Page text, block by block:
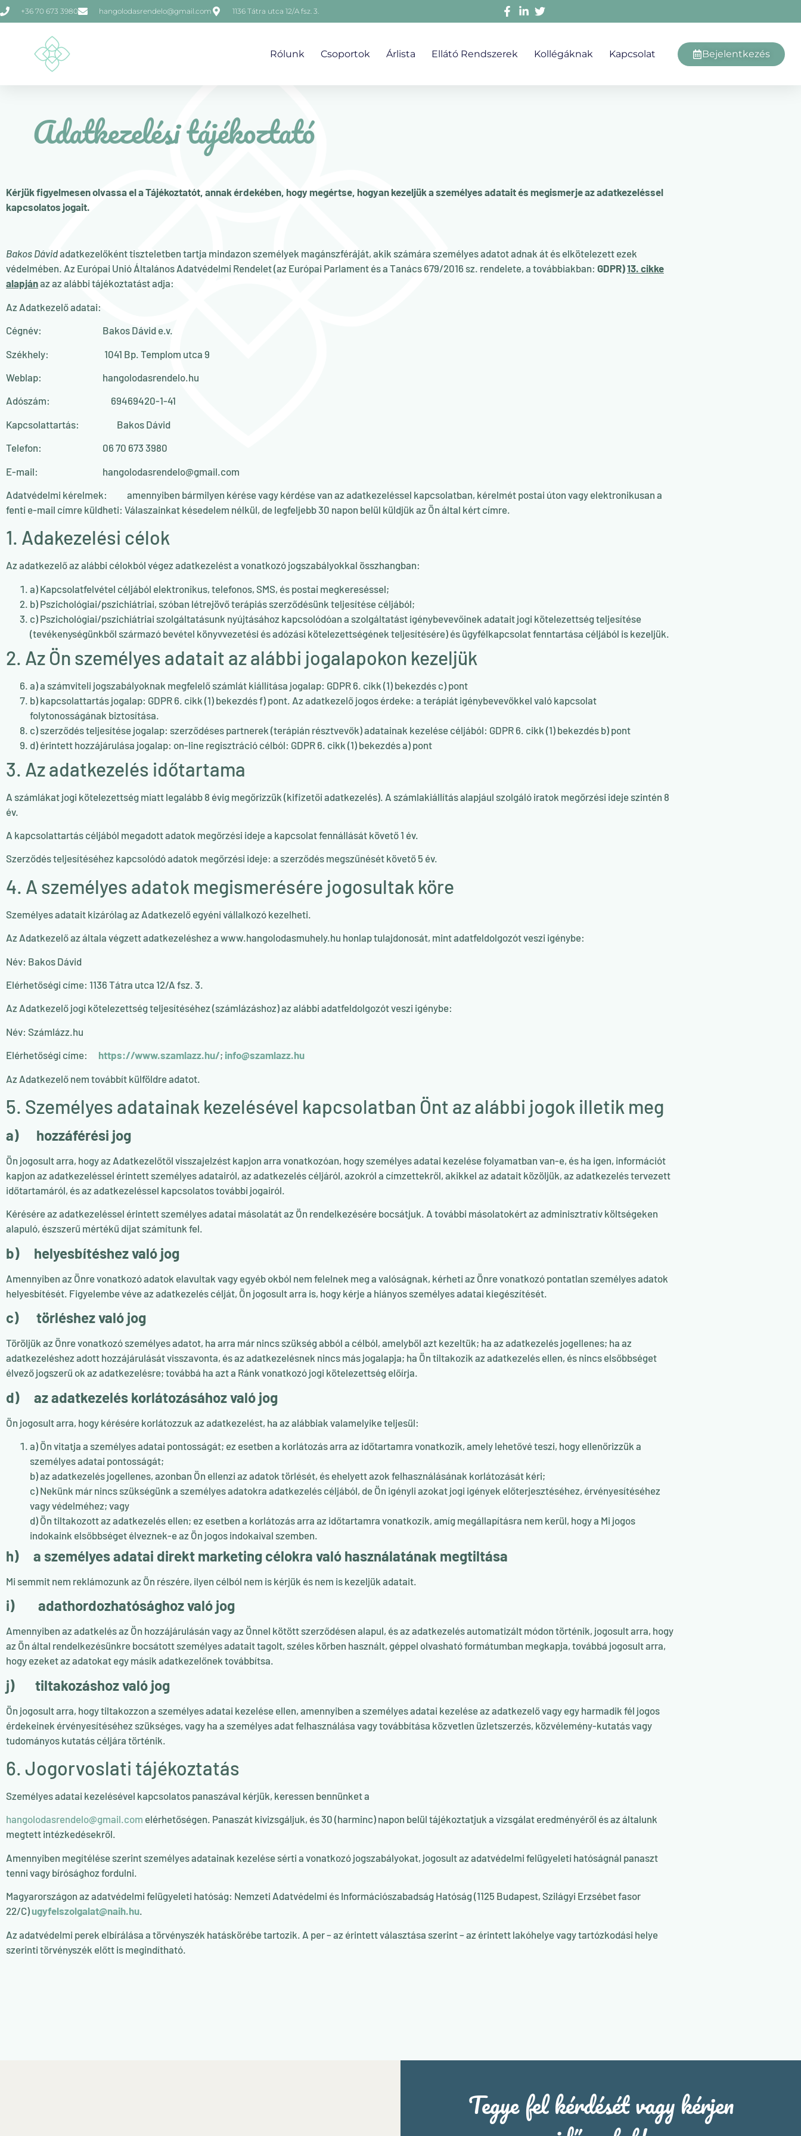
+36 70 673 3980 hangolodasrendelo@gmail.com 1136 Tátra utca 12/A fsz. 3.
Rólunk Csoportok Árlista Ellátó Rendszerek Kollégáknak Kapcsolat Bejelentkezés
Adatkezelési tájékoztató
Kérjük figyelmesen olvassa el a Tájékoztatót, annak érdekében, hogy megértse, hogyan kezeljük a személyes adatait és megismerje az adatkezeléssel
kapcsolatos jogait.
Bakos Dávidadatkezelőként tiszteletben tartja mindazon személyek magánszféráját, akik számára személyes adatot adnak át és elkötelezett ezek
védelmében. Az Európai Unió Általános Adatvédelmi Rendelet (az Európai Parlament és a Tanács 679/2016 sz. rendelete, a továbbiakban: GDPR)13. cikke
alapjánaz az alábbi tájékoztatást adja:
Az Adatkezelő adatai:
Cégnév: Bakos Dávid e.v.
Székhely: 1041 Bp. Templom utca 9
Weblap: hangolodasrendelo.hu
Adószám: 69469420-1-41
Kapcsolattartás: Bakos Dávid
Telefon: 06 70 673 3980
E-mail: hangolodasrendelo@gmail.com
Adatvédelmi kérelmek: amennyiben bármilyen kérése vagy kérdése van az adatkezeléssel kapcsolatban, kérelmét postai úton vagy elektronikusan a
fenti e-mail címre küldheti: Válaszainkat késedelem nélkül, de legfeljebb 30 napon belül küldjük az Ön által kért címre.
1. Adakezelési célok
Az adatkezelő az alábbi célokból végez adatkezelést a vonatkozó jogszabályokkal összhangban:
a) Kapcsolatfelvétel céljából elektronikus, telefonos, SMS, és postai megkereséssel;
b) Pszichológiai/pszichiátriai, szóban létrejövő terápiás szerződésünk teljesítése céljából;
c) Pszichológiai/pszichiátriai szolgáltatásunk nyújtásához kapcsolódóan a szolgáltatást igénybevevőinek adatait jogi kötelezettség teljesítése
(tevékenységünkből származó bevétel könyvvezetési és adózási kötelezettségének teljesítésére) és ügyfélkapcsolat fenntartása céljából is kezeljük.
2. Az Ön személyes adatait az alábbi jogalapokon kezeljük
a) a számviteli jogszabályoknak megfelelő számlát kiállítása jogalap: GDPR 6. cikk (1) bekezdés c) pont
b) kapcsolattartás jogalap: GDPR 6. cikk (1) bekezdés f) pont. Az adatkezelő jogos érdeke: a terápiát igénybevevőkkel való kapcsolat
folytonosságának biztosítása.
c) szerződés teljesítése jogalap: szerződéses partnerek (terápián résztvevők) adatainak kezelése céljából: GDPR 6. cikk (1) bekezdés b) pont
d) érintett hozzájárulása jogalap: on-line regisztráció célból: GDPR 6. cikk (1) bekezdés a) pont
3. Az adatkezelés időtartama
A számlákat jogi kötelezettség miatt legalább 8 évig megőrizzük (kifizetői adatkezelés). A számlakiállítás alapjául szolgáló iratok megőrzési ideje szintén 8
év.
A kapcsolattartás céljából megadott adatok megőrzési ideje a kapcsolat fennállását követő 1 év.
Szerződés teljesítéséhez kapcsolódó adatok megőrzési ideje: a szerződés megszűnését követő 5 év.
4. A személyes adatok megismerésére jogosultak köre
Személyes adatait kizárólag az Adatkezelő egyéni vállalkozó kezelheti.
Az Adatkezelő az általa végzett adatkezeléshez a www.hangolodasmuhely.hu honlap tulajdonosát, mint adatfeldolgozót veszi igénybe:
Név: Bakos Dávid
Elérhetőségi címe: 1136 Tátra utca 12/A fsz. 3.
Az Adatkezelő jogi kötelezettség teljesítéséhez (számlázáshoz) az alábbi adatfeldolgozót veszi igénybe:
Név: Számlázz.hu
Elérhetőségi címe: https://www.szamlazz.hu/; info@szamlazz.hu
Az Adatkezelő nem továbbít külföldre adatot.
5. Személyes adatainak kezelésével kapcsolatban Önt az alábbi jogok illetik meg
a) hozzáférési jog
Ön jogosult arra, hogy az Adatkezelőtől visszajelzést kapjon arra vonatkozóan, hogy személyes adatai kezelése folyamatban van-e, és ha igen, információt
kapjon az adatkezeléssel érintett személyes adatairól, az adatkezelés céljáról, azokról a címzettekről, akikkel az adatait közöljük, az adatkezelés tervezett
időtartamáról, és az adatkezeléssel kapcsolatos további jogairól.
Kérésére az adatkezeléssel érintett személyes adatai másolatát az Ön rendelkezésére bocsátjuk. A további másolatokért az adminisztratív költségeken
alapuló, észszerű mértékű díjat számítunk fel.
b) helyesbítéshez való jog
Amennyiben az Önre vonatkozó adatok elavultak vagy egyéb okból nem felelnek meg a valóságnak, kérheti az Önre vonatkozó pontatlan személyes adatok
helyesbítését. Figyelembe véve az adatkezelés célját, Ön jogosult arra is, hogy kérje a hiányos személyes adatai kiegészítését.
c) törléshez való jog
Töröljük az Önre vonatkozó személyes adatot, ha arra már nincs szükség abból a célból, amelyből azt kezeltük; ha az adatkezelés jogellenes; ha az
adatkezeléshez adott hozzájárulását visszavonta, és az adatkezelésnek nincs más jogalapja; ha Ön tiltakozik az adatkezelés ellen, és nincs elsőbbséget
élvező jogszerű ok az adatkezelésre; továbbá ha azt a Ránk vonatkozó jogi kötelezettség előírja.
d) az adatkezelés korlátozásához való jog
Ön jogosult arra, hogy kérésére korlátozzuk az adatkezelést, ha az alábbiak valamelyike teljesül:
a) Ön vitatja a személyes adatai pontosságát; ez esetben a korlátozás arra az időtartamra vonatkozik, amely lehetővé teszi, hogy ellenőrizzük a
személyes adatai pontosságát;
b) az adatkezelés jogellenes, azonban Ön ellenzi az adatok törlését, és ehelyett azok felhasználásának korlátozását kéri;
c) Nekünk már nincs szükségünk a személyes adatokra adatkezelés céljából, de Ön igényli azokat jogi igények előterjesztéséhez, érvényesítéséhez
vagy védelméhez; vagy
d) Ön tiltakozott az adatkezelés ellen; ez esetben a korlátozás arra az időtartamra vonatkozik, amíg megállapításra nem kerül, hogy a Mi jogos
indokaink elsőbbséget élveznek-e az Ön jogos indokaival szemben.
h) a személyes adatai direkt marketing célokra való használatának megtiltása
Mi semmit nem reklámozunk az Ön részére, ilyen célból nem is kérjük és nem is kezeljük adatait.
i) adathordozhatósághoz való jog
Amennyiben az adatkelés az Ön hozzájárulásán vagy az Önnel kötött szerződésen alapul, és az adatkezelés automatizált módon történik, jogosult arra, hogy
az Ön által rendelkezésünkre bocsátott személyes adatait tagolt, széles körben használt, géppel olvasható formátumban megkapja, továbbá jogosult arra,
hogy ezeket az adatokat egy másik adatkezelőnek továbbítsa.
j) tiltakozáshoz való jog
Ön jogosult arra, hogy tiltakozzon a személyes adatai kezelése ellen, amennyiben a személyes adatai kezelése az adatkezelő vagy egy harmadik fél jogos
érdekeinek érvényesítéséhez szükséges, vagy ha a személyes adat felhasználása vagy továbbítása közvetlen üzletszerzés, közvélemény-kutatás vagy
tudományos kutatás céljára történik.
6. Jogorvoslati tájékoztatás
Személyes adatai kezelésével kapcsolatos panaszával kérjük, keressen bennünket a
hangolodasrendelo@gmail.com elérhetőségen. Panaszát kivizsgáljuk, és 30 (harminc) napon belül tájékoztatjuk a vizsgálat eredményéről és az általunk
megtett intézkedésekről.
Amennyiben megítélése szerint személyes adatainak kezelése sérti a vonatkozó jogszabályokat, jogosult az adatvédelmi felügyeleti hatóságnál panaszt
tenni vagy bírósághoz fordulni.
Magyarországon az adatvédelmi felügyeleti hatóság: Nemzeti Adatvédelmi és Információszabadság Hatóság (1125 Budapest, Szilágyi Erzsébet fasor
22/C)ugyfelszolgalat@naih.hu.
Az adatvédelmi perek elbírálása a törvényszék hatáskörébe tartozik. A per – az érintett választása szerint – az érintett lakóhelye vagy tartózkodási helye
szerinti törvényszék előtt is megindítható.
Tegye fel kérdését vagy kérjen